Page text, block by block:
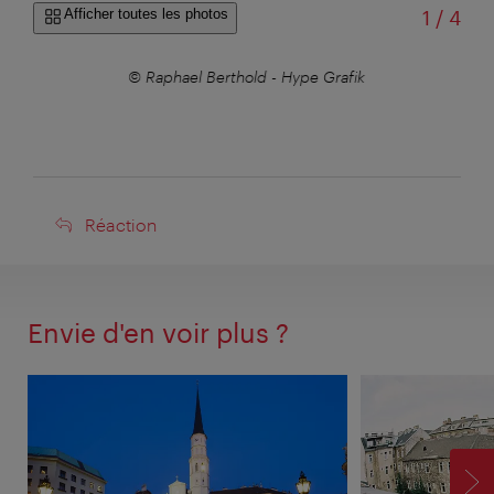
Afficher toutes les photos 1 /sur
4
© Raphael Berthold - Hype Grafik
Réaction
Réaction
Envie d'en voir plus ?